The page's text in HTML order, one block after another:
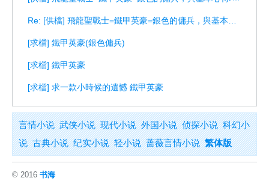
[求檔] 鐵甲英豪(銀色傭兵)
[求檔] 鐵甲英豪
[求檔] 求一款小時候的遺憾 鐵甲英豪
言情小说 武侠小说 现代小说 外国小说 侦探小说 科幻小
说 古典小说 纪实小说 轻小说 蔷薇言情小说 繁体版
© 2016 书海